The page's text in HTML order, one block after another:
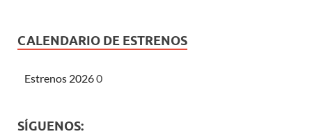
CALENDARIO DE ESTRENOS
Estrenos 20260
SÍGUENOS: